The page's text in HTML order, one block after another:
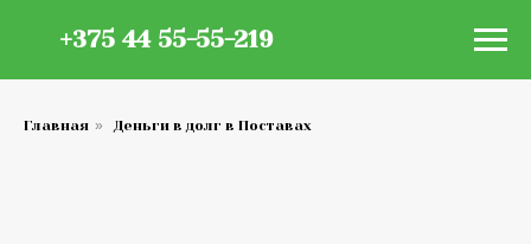
+375 44 55-55-219
Главная » Деньги в долг в Поставах